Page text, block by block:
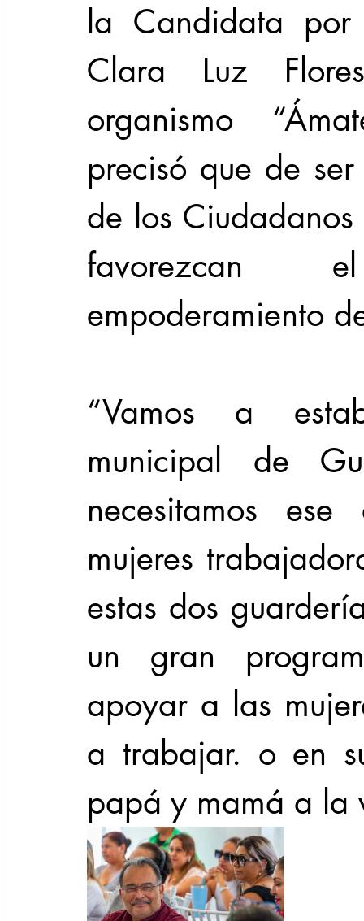
la Candidata
Clara Luz
organismo
precisó que de
de los
favorezcan
empoderamiento
“Vamos a
municipal de
necesitamos
mujeres
estas dos
un gran
apoyar a las
a trabajar. o en
papá y mamá a la